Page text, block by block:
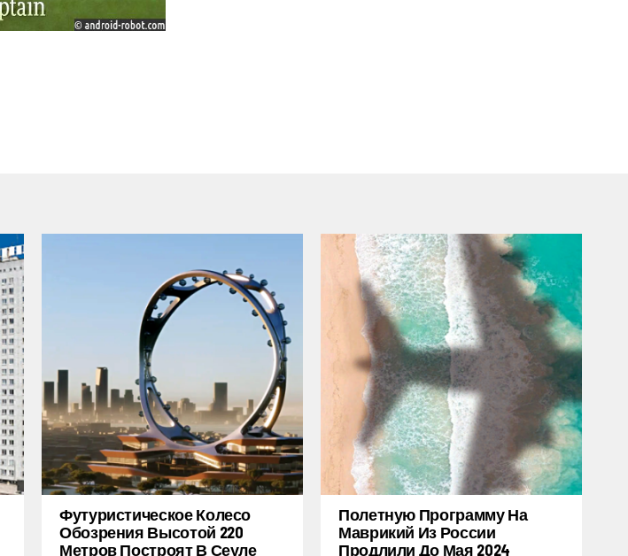
Футуристическое Колесо
Обозрения Высотой 220
Метров Построят В Сеуле
Полетную Программу На
Маврикий Из России
Продлили До Мая 2024